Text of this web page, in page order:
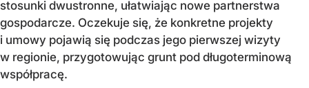
stosunki dwustronne, ułatwiając nowe partnerstwa
gospodarcze. Oczekuje się, że konkretne projekty
i umowy pojawią się podczas jego pierwszej wizyty
w regionie, przygotowując grunt pod długoterminową
współpracę.